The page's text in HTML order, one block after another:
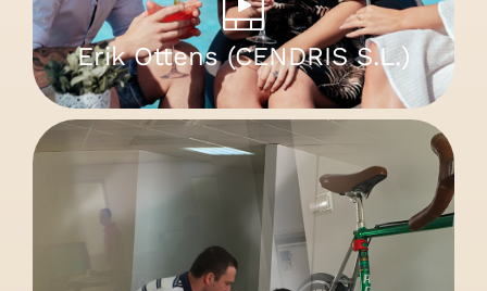
Erik Ottens (CENDRIS S.L.)